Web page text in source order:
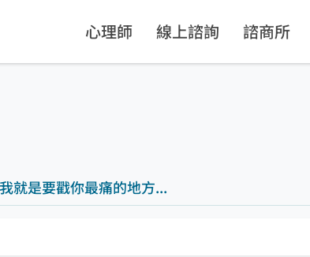
心理師 線上諮詢 諮商所
就是要戳你最痛的地方...